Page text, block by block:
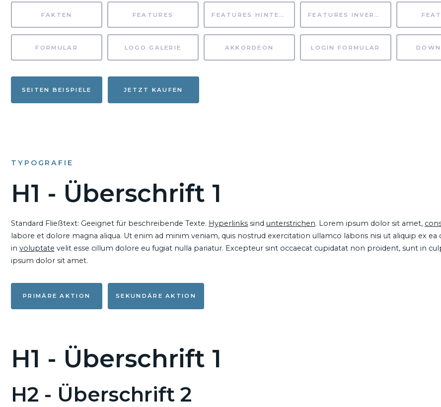
FAKTEN FEATURES FEATURES HINTERGRUND FEATURES INVERTIERT
FORMULAR LOGO GALERIE AKKORDEON LOGIN FORMULAR
SEITEN BEISPIELE JETZT KAUFEN
TYPOGRAFIE
H1 - Überschrift 1
Standard Fließtext: Geeignet für beschreibende Texte. Hyperlinks sind unterstrichen. Lorem ipsum dolor sit amet,
labore et dolore magna aliqua. Ut enim ad minim veniam, quis nostrud exercitation ullamco laboris nisi ut aliquip ex
in voluptate velit esse cillum dolore eu fugiat nulla pariatur. Excepteur sint occaecat cupidatat non proident, sunt in
ipsum dolor sit amet.
PRIMÄRE AKTION SEKUNDÄRE AKTION
H1 - Überschrift 1
H2 - Überschrift 2